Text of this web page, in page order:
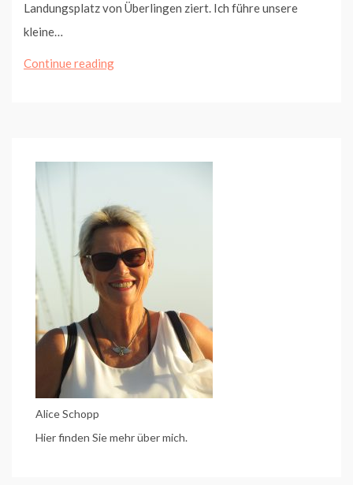
Landungsplatz von Überlingen ziert. Ich führe unsere
kleine…
Continue readingAufkirch
Alice Schopp
Hier finden Sie mehr über mich.